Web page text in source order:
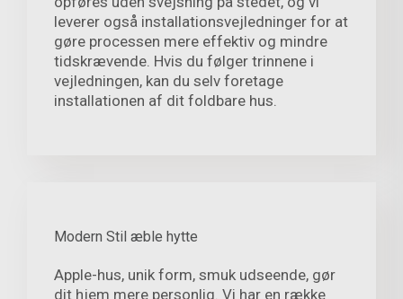
leverer også installationsvejledninger for at
gøre processen mere effektiv og mindre
tidskrævende. Hvis du følger trinnene i
vejledningen, kan du selv foretage
installationen af dit foldbare hus.
Modern Stil æble hytte
Apple-hus, unik form, smuk udseende, gør
dit hjem mere personlig. Vi har en række